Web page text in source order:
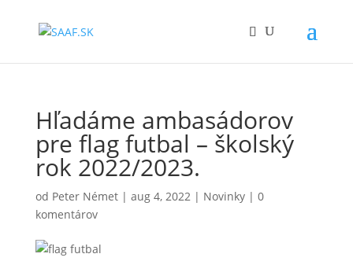
Hľadáme ambasádorov
pre flag futbal – školský
rok 2022/2023.
od Peter Német| aug 4, 2022| Novinky| 0
komentárov